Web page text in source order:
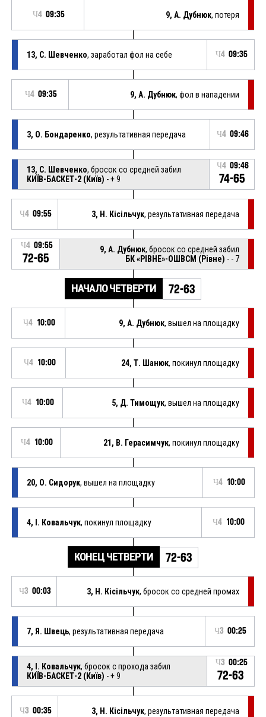
Ч4 09:35 9, А. Дубнюк, потеря
13, С. Шевченко, заработал фол на себе Ч4 09:35
Ч4 09:35 9, А. Дубнюк, фол в нападении
3, О. Бондаренко, результативная передача Ч4 09:46
13, С. Шевченко, бросок со средней забил
КИЇВ-БАСКЕТ-2 (Київ) - + 9
Ч4 09:46
74-65
Ч4 09:55 3, Н. Кісільчук, результативная передача
Ч4 09:55
72-65
9, А. Дубнюк, бросок со средней забил
БК «РІВНЕ»-ОШВСМ (Рівне) - - 7
НАЧАЛО ЧЕТВЕРТИ 72-63
Ч4 10:00 9, А. Дубнюк, вышел на площадку
Ч4 10:00 24, Т. Шанюк, покинул площадку
Ч4 10:00 5, Д. Тимощук, вышел на площадку
Ч4 10:00 21, В. Герасимчук, покинул площадку
20, О. Сидорук, вышел на площадку Ч4 10:00
4, І. Ковальчук, покинул площадку Ч4 10:00
КОНЕЦ ЧЕТВЕРТИ 72-63
Ч3 00:03 3, Н. Кісільчук, бросок со средней промах
7, Я. Швець, результативная передача Ч3 00:25
4, І. Ковальчук, бросок с прохода забил
КИЇВ-БАСКЕТ-2 (Київ) - + 9
Ч3 00:25
72-63
Ч3 00:35 3, Н. Кісільчук, результативная передача